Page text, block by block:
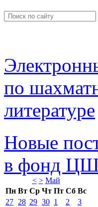
по
литературе
Новые
в фонд
< > Май
Пн Вт Ср Чт Пт Сб Вс
27 28 29 30 1 2
3